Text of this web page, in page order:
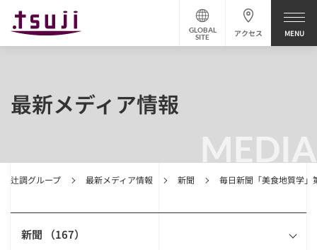
アクセス
GLOBAL
SITE
MEDIA
辻調グループ 最新メディア情報 新聞 毎日新聞「美食地質学
最新メディア情報
新聞 （167）